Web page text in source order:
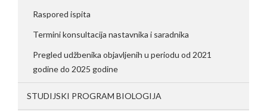
Raspored ispita
Termini konsultacija nastavnika i saradnika
Pregled udžbenika objavljenih u periodu od 2021
godine do 2025 godine
STUDIJSKI PROGRAM BIOLOGIJA